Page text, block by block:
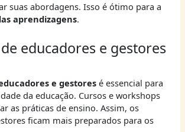
suas abordagens. Isso é ótimo para a
aprendizagens.
educadores e gestores
e gestores é essencial para
da educação. Cursos e workshops
as práticas de ensino. Assim, os
ficam mais preparados para os